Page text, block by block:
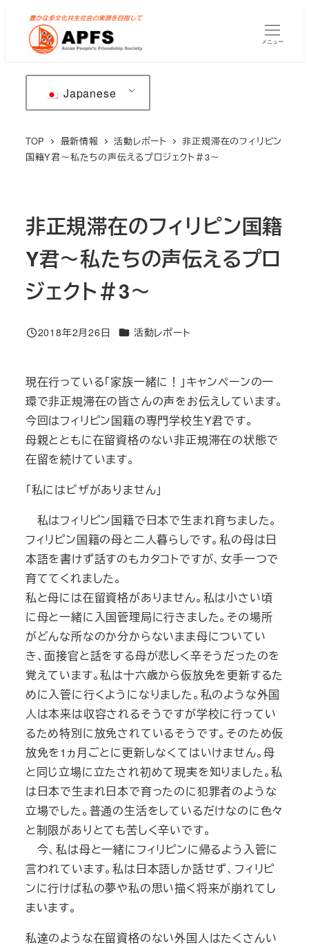
メニュー
Japanese
TOP 最新情報 活動レポート
非正規滞在のフィリピン
国籍Y君～私たちの声伝えるプロジェクト＃3～
非正規滞在のフィリピン国籍
Y君～私たちの声伝えるプロ
ジェクト＃3～
投稿日
2018年2月26日 カテゴリー
活動レポート
現在行っている「家族一緒に！」キャンペーンの一
環で非正規滞在の皆さんの声をお伝えしています。
今回はフィリピン国籍の専門学校生Y君です。
母親とともに在留資格のない非正規滞在の状態で
在留を続けています。
「私にはビザがありません」
私はフィリピン国籍で日本で生まれ育ちました。
フィリピン国籍の母と二人暮らしです。私の母は日
本語を書けず話すのもカタコトですが、女手一つで
育ててくれました。
私と母には在留資格がありません。私は小さい頃
に母と一緒に入国管理局に行きました。その場所
がどんな所なのか分からないまま母についてい
き、面接官と話をする母が悲しく辛そうだったのを
覚えています。私は十六歳から仮放免を更新するた
めに入管に行くようになりました。私のような外国
人は本来は収容されるそうですが学校に行ってい
るため特別に放免されているそうです。そのため仮
放免を1ヵ月ごとに更新しなくてはいけません。母
と同じ立場に立たされ初めて現実を知りました。私
は日本で生まれ日本で育ったのに犯罪者のような
立場でした。普通の生活をしているだけなのに色々
と制限がありとても苦しく辛いです。
今、私は母と一緒にフィリピンに帰るよう入管に
言われています。私は日本語しか話せず、フィリピ
ンに行けば私の夢や私の思い描く将来が崩れてし
まいます。
私達のような在留資格のない外国人はたくさんい